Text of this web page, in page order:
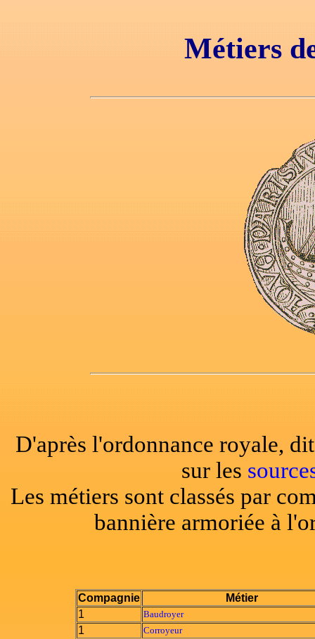
Métiers
D'après l'ordonnance royale,
sur les
Les métiers sont classés par
bannière armoriée à
Compagnie
Métier
1
Baudroyer
1 Corroyeur